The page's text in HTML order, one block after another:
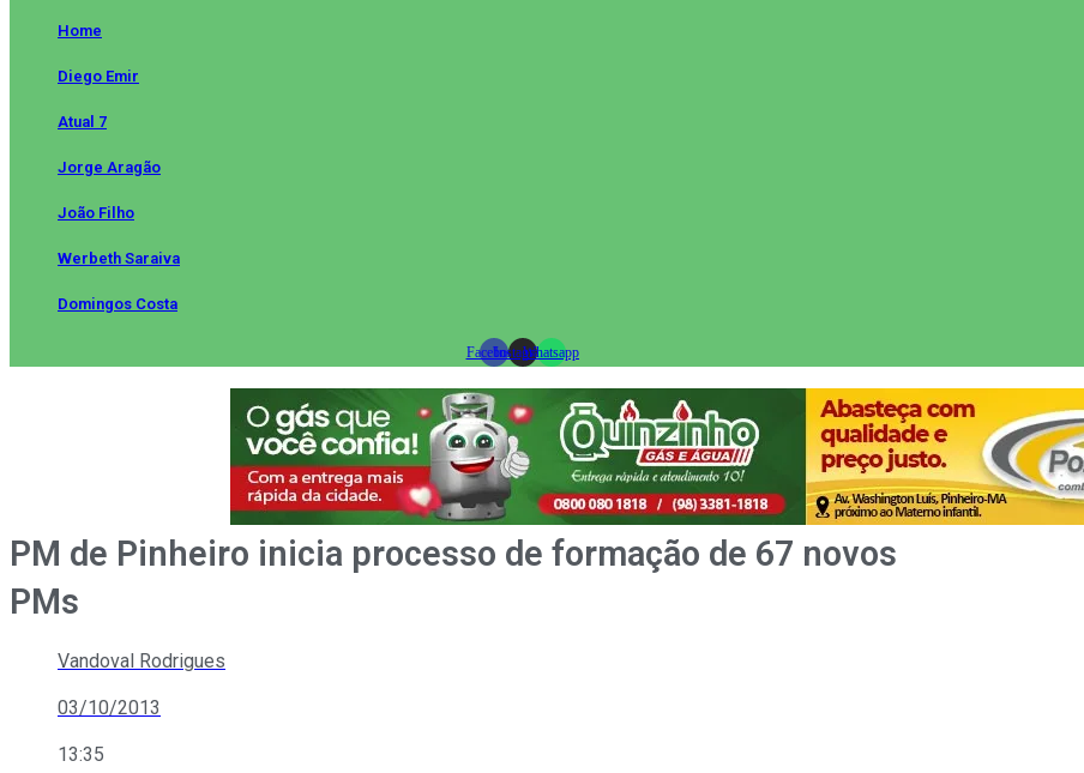
Home
Diego Emir
Atual 7
Jorge Aragão
João Filho
Werbeth Saraiva
Domingos Costa
FacebookInstagramWhatsapp
PM de Pinheiro inicia processo de formação de 67 novos
PMs
Vandoval Rodrigues
03/10/2013
13:35